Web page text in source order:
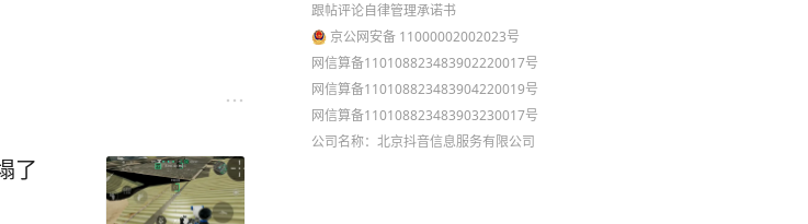
了
跟帖评论自律管理承诺书
京公网安备 11000002002023号
网信算备110108823483902220017号
网信算备110108823483904220019号
网信算备110108823483903230017号
公司名称：北京抖音信息服务有限公司